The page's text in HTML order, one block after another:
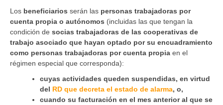
Los beneficiarios serán las personas trabajadoras por
cuenta propia o autónomos (incluidas las que tengan la
condición de socias trabajadoras de las cooperativas de
trabajo asociado que hayan optado por su encuadramiento
como personas trabajadoras por cuenta propia en el
régimen especial que corresponda):
cuyas actividades queden suspendidas, en virtud
del RD que decreta el estado de alarma, o,
cuando su facturación en el mes anterior al que se